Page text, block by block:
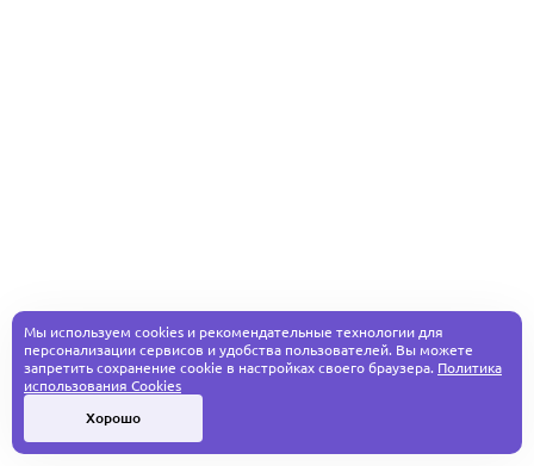
Мы используем cookies и рекомендательные технологии для
персонализации сервисов и удобства пользователей. Вы можете
запретить сохранение cookie в настройках своего браузера. Политика
использования Cookies
Хорошо